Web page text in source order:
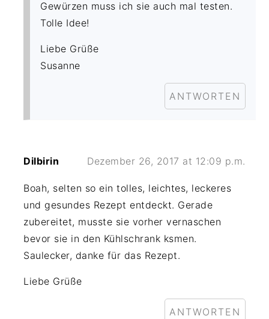
Gewürzen muss ich sie auch mal testen.
Tolle Idee!
Liebe Grüße
Susanne
ANTWORTEN
Dilbirin Dezember 26, 2017 at 12:09 p.m.
Boah, selten so ein tolles, leichtes, leckeres
und gesundes Rezept entdeckt. Gerade
zubereitet, musste sie vorher vernaschen
bevor sie in den Kühlschrank ksmen.
Saulecker, danke für das Rezept.
Liebe Grüße
ANTWORTEN